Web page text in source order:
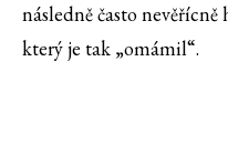
následně často
který je tak „omámil“.